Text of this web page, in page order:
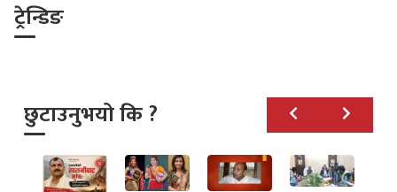
ट्रेन्डिङ
छुटाउनुभयो कि ?